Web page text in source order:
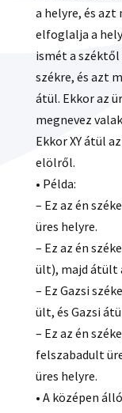
a helyre, és azt
elfoglalja a
ismét a széktől
székre, és azt
átül. Ekkor az
megnevez
Ekkor XY átül
elölről.
• Példa:
– Ez az én
üres helyre.
– Ez az én
ült), majd átült
– Ez Gazsi
ült, és Gazsi
– Ez az én
felszabadult
üres helyre.
• A középen